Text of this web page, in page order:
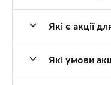
Які є акції
Які умови